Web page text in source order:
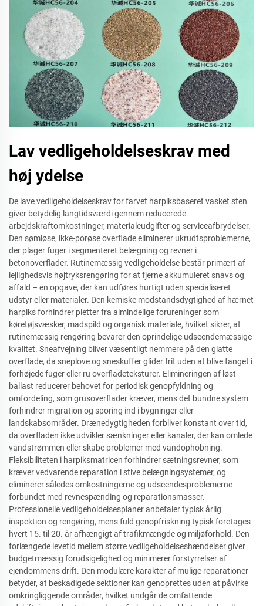
Lav vedligeholdelseskrav med
høj ydelse
De lave vedligeholdelseskrav for farvet harpiksbaseret vasket sten
giver betydelig langtidsværdi gennem reducerede
arbejdskraftomkostninger, materialeudgifter og serviceafbrydelser.
Den sømløse, ikke-porøse overflade eliminerer ukrudtsproblemerne,
der plager fuger i segmenteret belægning og revner i
betonoverflader. Rutinemæssig vedligeholdelse består primært af
lejlighedsvis højtryksrengøring for at fjerne akkumuleret snavs og
affald – en opgave, der kan udføres hurtigt uden specialiseret
udstyr eller materialer. Den kemiske modstandsdygtighed af hærnet
harpiks forhindrer pletter fra almindelige forureninger som
køretøjsvæsker, madspild og organisk materiale, hvilket sikrer, at
rutinemæssig rengøring bevarer den oprindelige udseendemæssige
kvalitet. Sneafvejning bliver væsentligt nemmere på den glatte
overflade, da sneplove og sneskuffer glider frit uden at blive fanget i
forhøjede fuger eller ru overfladeteksturer. Elimineringen af løst
ballast reducerer behovet for periodisk genopfyldning og
omfordeling, som grusoverflader kræver, mens det bundne system
forhindrer migration og sporing ind i bygninger eller
landskabsområder. Drænedygtigheden forbliver konstant over tid,
da overfladen ikke udvikler sænkninger eller kanaler, der kan omlede
vandstrømmen eller skabe problemer med vandophobning.
Fleksibiliteten i harpiksmatricen forhindrer sætningsrevner, som
kræver vedvarende reparation i stive belægningsystemer, og
eliminerer således omkostningerne og udseendesproblemerne
forbundet med revnespænding og reparationsmasser.
Professionelle vedligeholdelsesplaner anbefaler typisk årlig
inspektion og rengøring, mens fuld genopfriskning typisk foretages
hvert 15. til 20. år afhængigt af trafikmængde og miljøforhold. Den
forlængede levetid mellem større vedligeholdelseshændelser giver
budgetmæssig forudsigelighed og minimerer forstyrrelser af
ejendommens drift. Den modulære karakter af mulige reparationer
betyder, at beskadigede sektioner kan genoprettes uden at påvirke
omkringliggende områder, hvilket undgår de omfattende